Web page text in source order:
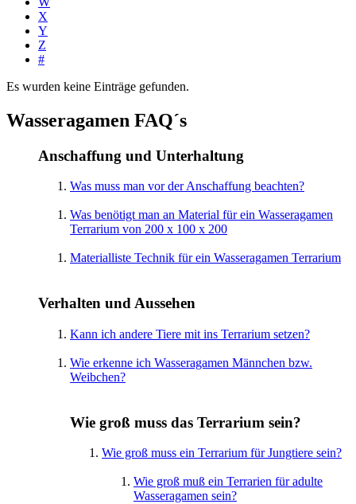
X
Y
Z
#
Es wurden keine Einträge gefunden.
Wasseragamen FAQ´s
Anschaffung und Unterhaltung
Was muss man vor der Anschaffung beachten?
Was benötigt man an Material für ein Wasseragamen
Terrarium von 200 x 100 x 200
Materialliste Technik für ein Wasseragamen Terrarium
Verhalten und Aussehen
Kann ich andere Tiere mit ins Terrarium setzen?
Wie erkenne ich Wasseragamen Männchen bzw.
Weibchen?
Wie groß muss das Terrarium sein?
Wie groß muss ein Terrarium für Jungtiere sein?
Wie groß muß ein Terrarien für adulte
Wasseragamen sein?